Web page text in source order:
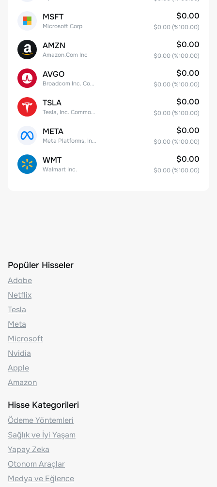
MSFT
Microsoft Corp
$0.00
$0.00 (%100.00)
AMZN
Amazon.Com Inc
$0.00
$0.00 (%100.00)
AVGO
Broadcom Inc. Common Stock
$0.00
$0.00 (%100.00)
TSLA
Tesla, Inc. Common Stock
$0.00
$0.00 (%100.00)
META
Meta Platforms, Inc. Class A Common Stock
$0.00
$0.00 (%100.00)
WMT
Walmart Inc.
$0.00
$0.00 (%100.00)
Popüler Hisseler
Adobe
Netflix
Tesla
Meta
Microsoft
Nvidia
Apple
Amazon
Hisse Kategorileri
Ödeme Yöntemleri
Sağlık ve İyi Yaşam
Yapay Zeka
Otonom Araçlar
Medya ve Eğlence